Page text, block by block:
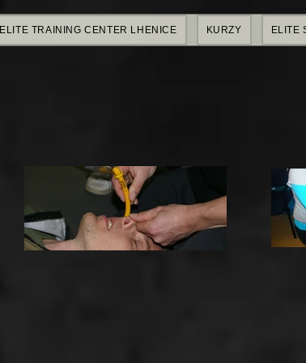
ELITE TRAINING CENTER LHENICE KURZY ELITE